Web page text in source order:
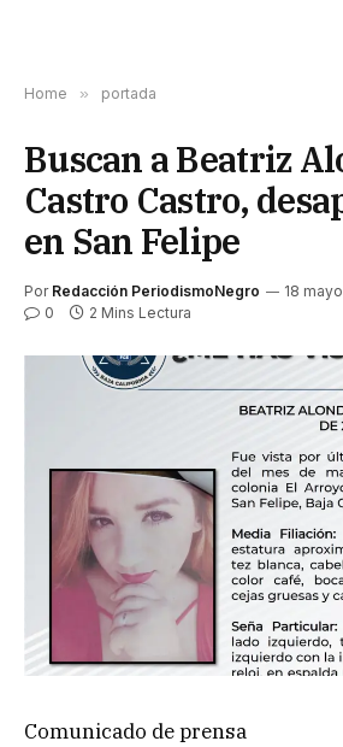
Home » portada
Buscan a Beatriz
Castro Castro,
en San Felipe
Por Redacción PeriodismoNegro 18
0 2 Mins Lectura
Comunicado de prensa